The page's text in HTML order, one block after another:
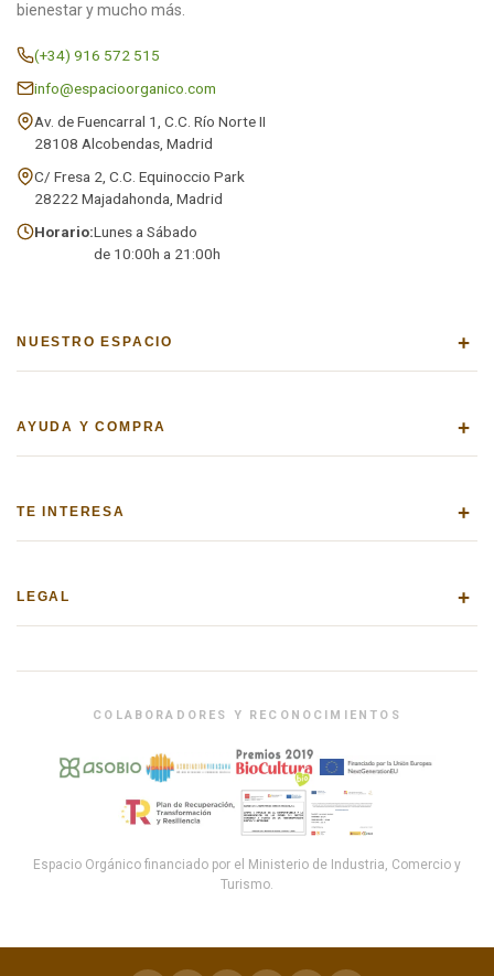
bienestar y mucho más.
(+34) 916 572 515
info@espacioorganico.com
Av. de Fuencarral 1, C.C. Río Norte II
28108 Alcobendas, Madrid
C/ Fresa 2, C.C. Equinoccio Park
28222 Majadahonda, Madrid
Horario:Lunes a Sábado
de 10:00h a 21:00h
NUESTRO ESPACIO +
AYUDA Y COMPRA +
TE INTERESA +
LEGAL +
COLABORADORES Y RECONOCIMIENTOS
Espacio Orgánico financiado por el Ministerio de Industria, Comercio y
Turismo.